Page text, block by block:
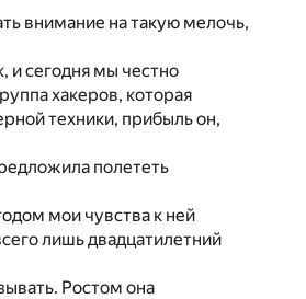
внимание на такую мелочь,
и сегодня мы честно
хакеров, которая
техники, прибыль он,
полететь
мои чувства к ней
лишь двадцатилетний
Ростом она